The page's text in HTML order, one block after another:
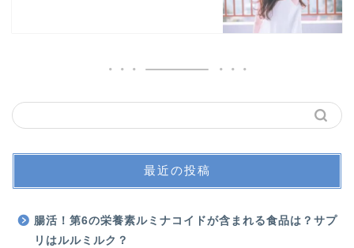
最近の投稿
腸活！第6の栄養素ルミナコイドが含まれる食品は？サプ
リはルルミルク？